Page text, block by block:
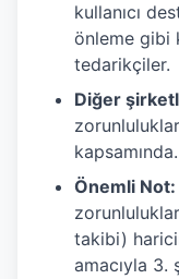
kullanıcı
önleme gibi
tedarikçiler.
Diğer
kapsamında.
Önemli Not:
takibi)
amacıyla 3.